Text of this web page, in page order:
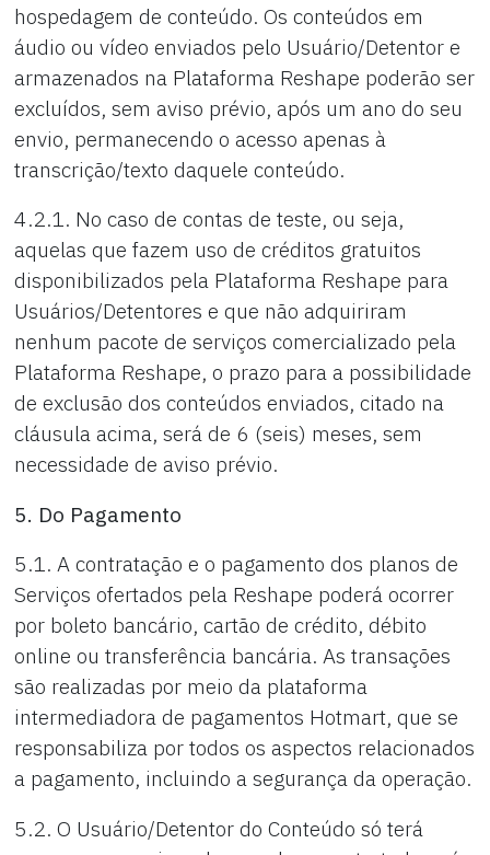
hospedagem de conteúdo. Os conteúdos em
áudio ou vídeo enviados pelo Usuário/Detentor e
armazenados na Plataforma Reshape poderão ser
excluídos, sem aviso prévio, após um ano do seu
envio, permanecendo o acesso apenas à
transcrição/texto daquele conteúdo.
4.2.1. No caso de contas de teste, ou seja,
aquelas que fazem uso de créditos gratuitos
disponibilizados pela Plataforma Reshape para
Usuários/Detentores e que não adquiriram
nenhum pacote de serviços comercializado pela
Plataforma Reshape, o prazo para a possibilidade
de exclusão dos conteúdos enviados, citado na
cláusula acima, será de 6 (seis) meses, sem
necessidade de aviso prévio.
5. Do Pagamento
5.1. A contratação e o pagamento dos planos de
Serviços ofertados pela Reshape poderá ocorrer
por boleto bancário, cartão de crédito, débito
online ou transferência bancária. As transações
são realizadas por meio da plataforma
intermediadora de pagamentos Hotmart, que se
responsabiliza por todos os aspectos relacionados
a pagamento, incluindo a segurança da operação.
5.2. O Usuário/Detentor do Conteúdo só terá